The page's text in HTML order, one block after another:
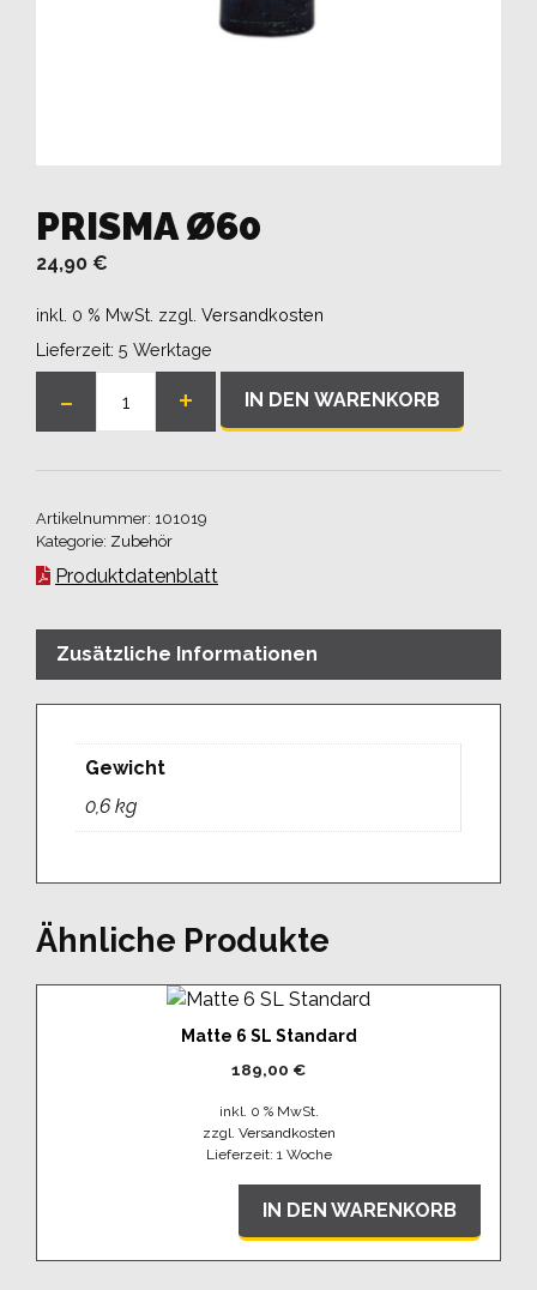
PRISMA Ø60
24,90 €
inkl. 0 % MwSt. zzgl. Versandkosten
Lieferzeit: 5 Werktage
-
Prisma
Menge
+ IN DEN WARENKORB
Artikelnummer: 101019
Kategorie: Zubehör
Produktdatenblatt
Zusätzliche Informationen
Gewicht
0,6 kg
Ähnliche Produkte
Matte 6 SL Standard
189,00 €
inkl. 0 % MwSt.
zzgl. Versandkosten
Lieferzeit: 1 Woche
IN DEN WARENKORB